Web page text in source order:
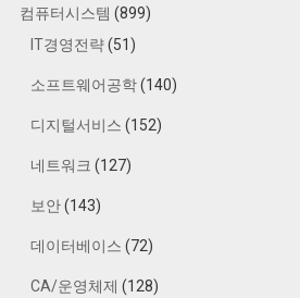
컴퓨터시스템 (899)
IT경영전략(51)
소프트웨어공학(140)
디지털서비스 (152)
네트워크 (127)
보안(143)
데이터베이스 (72)
CA/운영체제 (128)